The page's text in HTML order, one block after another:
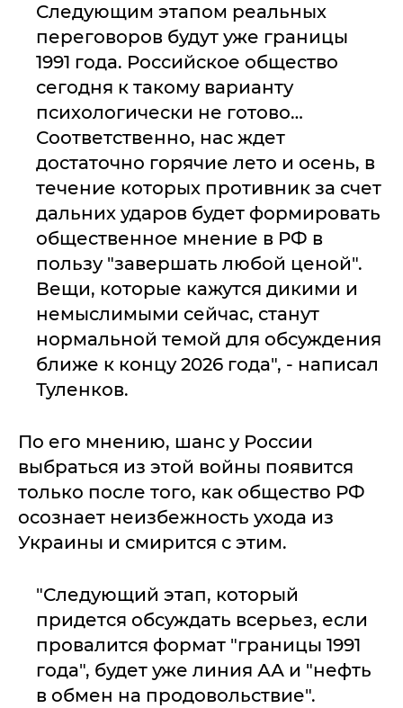
Следующим этапом реальных
переговоров будут уже границы
1991 года. Российское общество
сегодня к такому варианту
психологически не готово…
Соответственно, нас ждет
достаточно горячие лето и осень, в
течение которых противник за счет
дальних ударов будет формировать
общественное мнение в РФ в
пользу "завершать любой ценой".
Вещи, которые кажутся дикими и
немыслимыми сейчас, станут
нормальной темой для обсуждения
ближе к концу 2026 года", - написал
Туленков.
По его мнению, шанс у России
выбраться из этой войны появится
только после того, как общество РФ
осознает неизбежность ухода из
Украины и смирится с этим.
"Следующий этап, который
придется обсуждать всерьез, если
провалится формат "границы 1991
года", будет уже линия АА и "нефть
в обмен на продовольствие".